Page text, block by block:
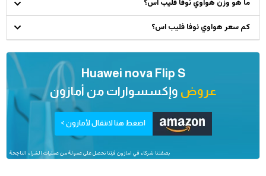
ما هو وزن هواوي نوفا فليب اس؟
كم سعر هواوي نوفا فليب اس؟
Huawei nova Flip S
عروض وإكسسوارات من أمازون
اضغط هنا لانتقال لأمازون >
بصفتنا شركاء في امازون فإننا نحصل على عمولة من عمليات الشراء الناجحة